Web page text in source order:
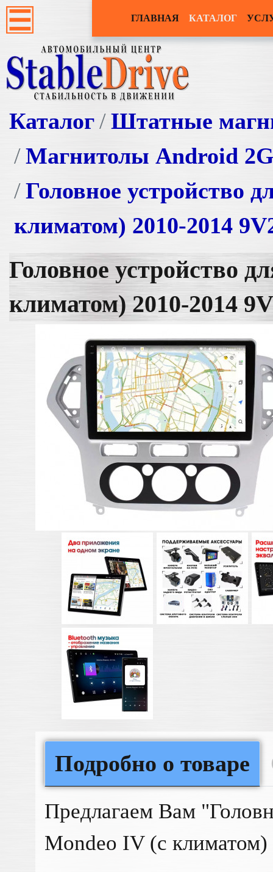
ГЛАВНАЯ КАТАЛОГ
Каталог
Штатные
Магнитолы Android
Головное устройство
климатом) 2010-2014
Головное устройство
климатом) 2010-2014
Подробно о товаре
Предлагаем Вам
Mondeo IV (с